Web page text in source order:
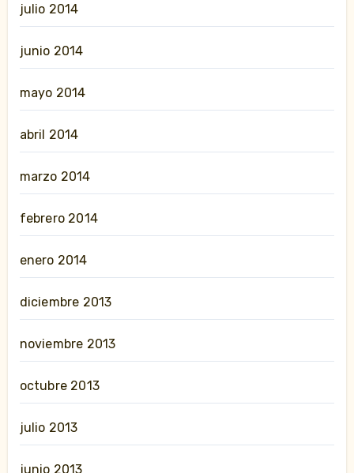
julio 2014
junio 2014
mayo 2014
abril 2014
marzo 2014
febrero 2014
enero 2014
diciembre 2013
noviembre 2013
octubre 2013
julio 2013
junio 2013